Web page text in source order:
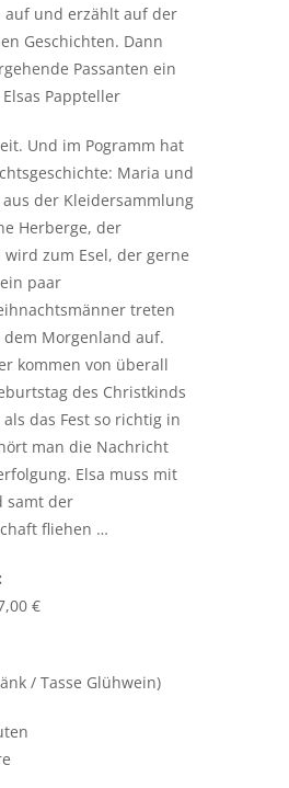
auf und erzählt auf der
Geschichten. Dann
Passanten ein
Pappteller
Und im Pogramm hat
Maria und
aus der Kleidersammlung
Herberge, der
wird zum Esel, der gerne
paar
treten
dem Morgenland auf.
kommen von überall
des Christkinds
das Fest so richtig in
man die Nachricht
Elsa muss mit
samt der
fliehen …
€
/ Tasse Glühwein)